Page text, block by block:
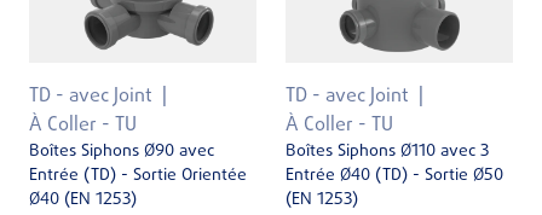
TD - avec Joint
À Coller - TU
Boîtes Siphons Ø90 avec
Entrée (TD) - Sortie Orientée
Ø40 (EN 1253)
TD - avec Joint
À Coller - TU
Boîtes Siphons Ø110 avec 3
Entrée Ø40 (TD) - Sortie Ø50
(EN 1253)